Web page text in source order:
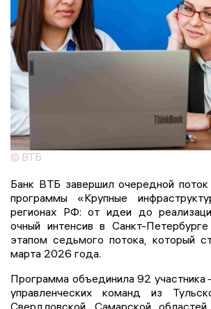
© ВТБ
Банк ВТБ завершил очередной поток
программы «Крупные
регионах РФ: от идеи до
очный интенсив в Санкт-
этапом седьмого потока, который
марта 2026 года.
Программа объединила 92 участника
управленческих команд из